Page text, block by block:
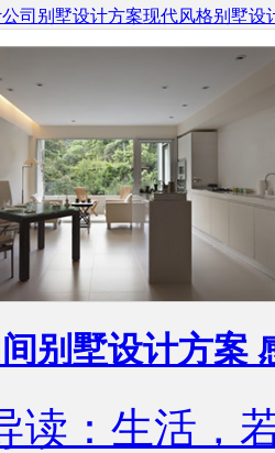
司 别墅设计方案现代风格别墅设
别墅设计方案
读：生活，